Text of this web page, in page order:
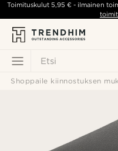
Etsi
Toimituskulut5,95 € - ilmainen
Shoppaile kiinnostuksen